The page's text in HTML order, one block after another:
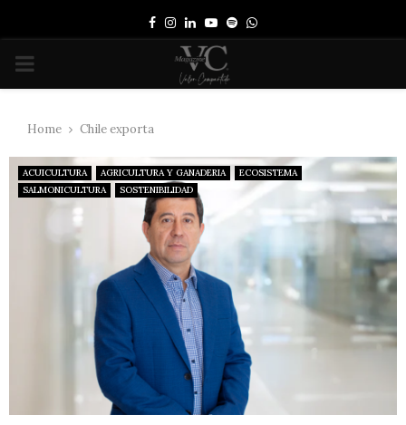
Facebook
Instagram
LinkedinYoutube
SpotifyWhatsapp
PRIMARY
Home Chile exporta
ACUICULTURA AGRICULTURA Y GANADERIA
ECOSISTEMA
SALMONICULTURA
SOSTENIBILIDAD